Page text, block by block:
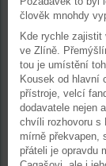
člověk mnohdy
Kde rychle
ve Zlíně.
tou je umístění
Kousek od hlavní
přístroje, velcí
dodavatele nejen
chvíli rozhovoru s
mírně překvapen,
přáteli je opravdu